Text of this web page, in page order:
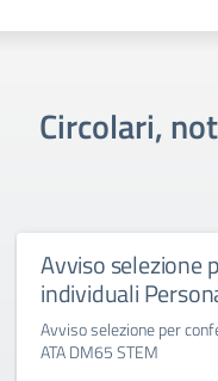
Circolari,
Avviso selezione
individuali
Avviso selezione per
ATA DM65 STEM